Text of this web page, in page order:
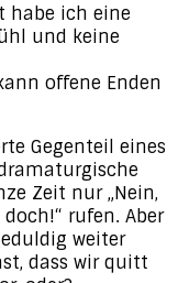
habe ich eine
und keine
offene Enden
Gegenteil eines
Zeit nur „Nein,
rufen. Aber
weiter
dass wir quitt